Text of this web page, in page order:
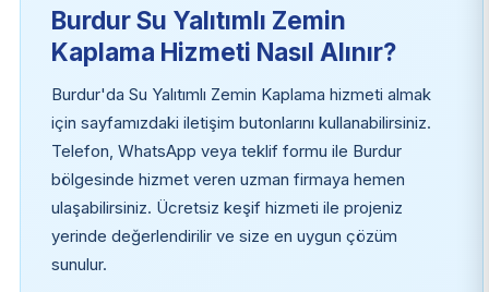
Burdur Su Yalıtımlı Zemin
Kaplama Hizmeti Nasıl Alınır?
Burdur'da Su Yalıtımlı Zemin Kaplama hizmeti almak
için sayfamızdaki iletişim butonlarını kullanabilirsiniz.
Telefon, WhatsApp veya teklif formu ile Burdur
bölgesinde hizmet veren uzman firmaya hemen
ulaşabilirsiniz. Ücretsiz keşif hizmeti ile projeniz
yerinde değerlendirilir ve size en uygun çözüm
sunulur.